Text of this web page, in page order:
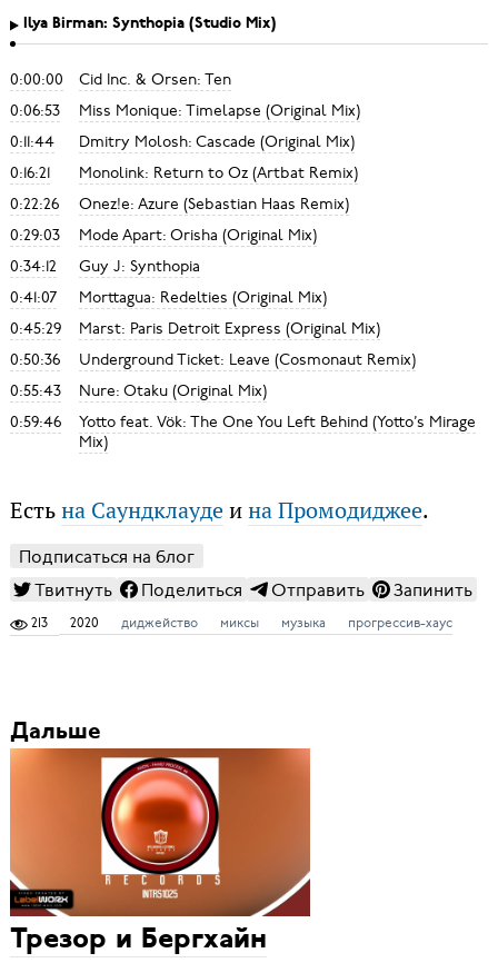
Ilya Birman: Synthopia (Studio Mix)
0:00:00
Cid Inc. & Orsen: Ten
0:06:53
Miss Monique: Timelapse (Original Mix)
0:11:44
Dmitry Molosh: Cascade (Original Mix)
0:16:21
Monolink: Return to Oz (Artbat Remix)
0:22:26
Onez!e: Azure (Sebastian Haas Remix)
0:29:03
Mode Apart: Orisha (Original Mix)
0:34:12
Guy J: Synthopia
0:41:07
Morttagua: Redelties (Original Mix)
0:45:29
Marst: Paris Detroit Express (Original Mix)
0:50:36
Underground Ticket: Leave (Cosmonaut Remix)
0:55:43
Nure: Otaku (Original Mix)
0:59:46
Yotto feat. Vök: The One You Left Behind (Yotto’s Mirage
Mix)
Естьна Саундклаудеина Промодиджее.
Подписаться на блог
Твитнуть
Поделиться Отправить Запинить
213 2020 диджейство миксы музыка прогрессив-хаус
Дальше
Трезор и Бергхайн